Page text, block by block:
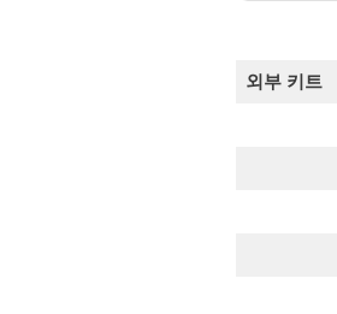
외부 키트